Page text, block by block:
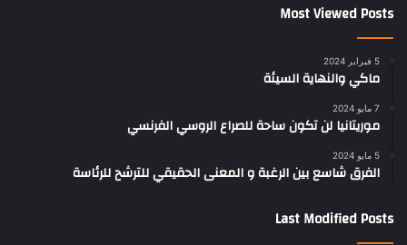
Most Viewed Posts
5 فبراير 2024
ماكي والنهاية السيئة
7 مايو 2024
موريتانيا لن تكون ساحة للصراع الروسي الفرنسي
5 مايو 2024
الفرق شاسع بين الرغبة و المعنى الحقيقي للترشح للرئاسة
Last Modified Posts